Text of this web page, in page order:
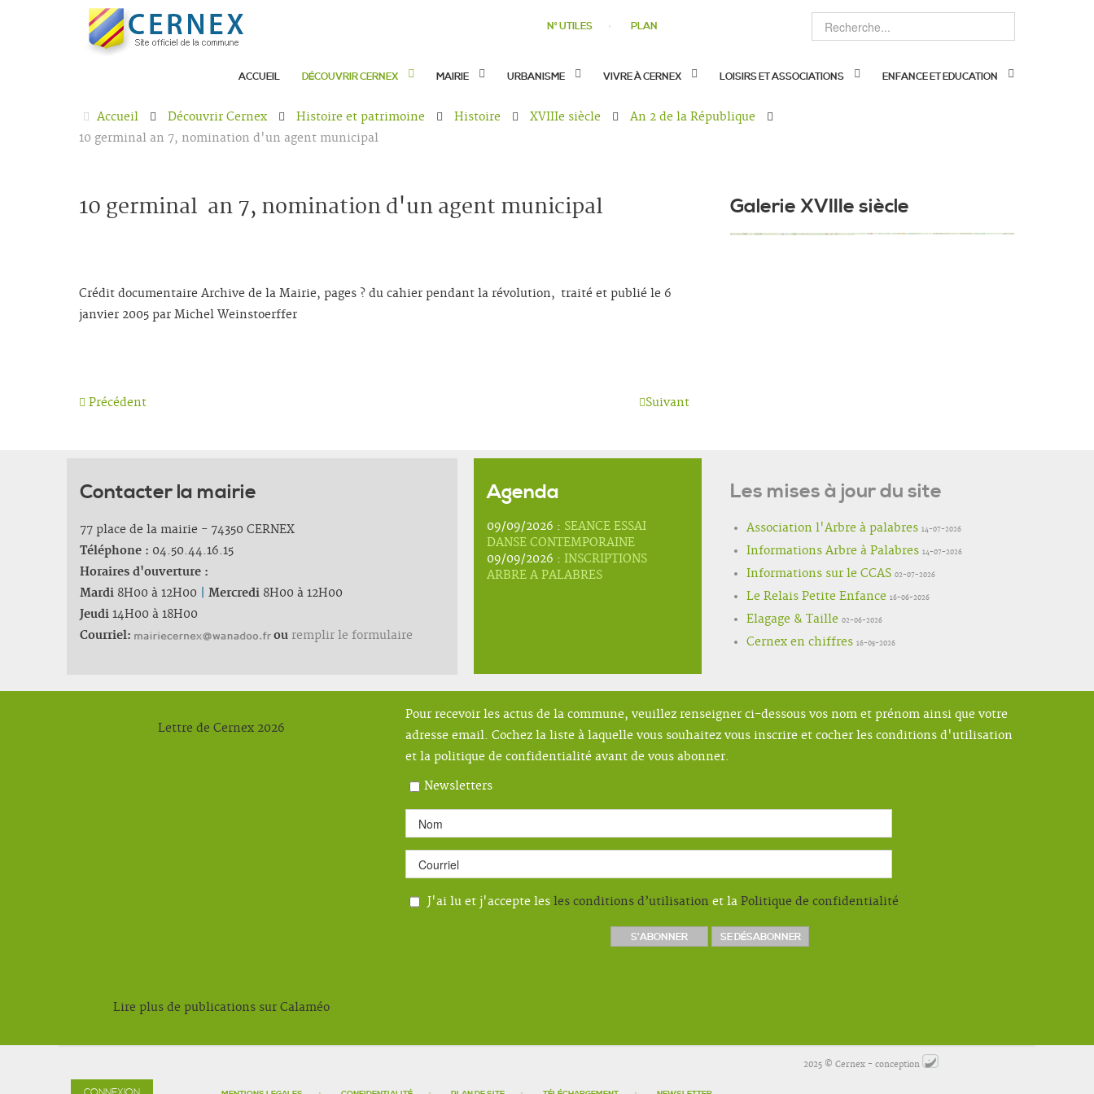
N° UTILES PLAN
ACCUEIL DÉCOUVRIR CERNEX MAIRIE URBANISME VIVRE À CERNEX LOISIRS ET ASSOCIATIONS ENFANCE ET EDUCATION
Accueil Découvrir Cernex Histoire et patrimoine Histoire XVIIIe siècle
An 2 de la République
10 germinal an 7, nomination d'un agent municipal
10 germinal an 7, nomination d'un agent municipal
Crédit documentaire Archive de la Mairie, pages ? du cahier pendant la révolution, traité et publié le 6
janvier 2005 par Michel Weinstoerffer
Précédent Suivant
Galerie XVIIIe siècle
Contacter la mairie
77 place de la mairie - 74350 CERNEX
Téléphone : 04.50.44.16.15
Horaires d'ouverture :
Mardi 8H00 à 12H00 Mercredi 8H00 à 12H00
Jeudi 14H00 à 18H00
Courriel:
ou remplir le formulaire
Agenda
09/09/2026 : SEANCE ESSAI
DANSE CONTEMPORAINE
09/09/2026 : INSCRIPTIONS
ARBRE A PALABRES
Les mises à jour du site
Association l'Arbre à palabres 14-07-2026
Informations Arbre à Palabres 14-07-2026
Informations sur le CCAS 02-07-2026
Le Relais Petite Enfance 16-06-2026
Elagage & Taille 02-06-2026
Cernex en chiffres 16-05-2026
Lettre de Cernex 2026
Lire plus de publications sur Calaméo
Pour recevoir les actus de la commune, veuillez renseigner ci-dessous vos nom et prénom ainsi que votre
adresse email. Cochez la liste à laquelle vous souhaitez vous inscrire et cocher les conditions d'utilisation
et la politique de confidentialité avant de vous abonner.
Newsletters
J'ai lu et j'accepte les les conditions d’utilisation et la Politique de confidentialité
2025 © Cernex - conception